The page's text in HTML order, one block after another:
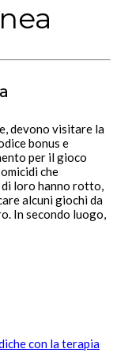
devono visitare la
bonus e
per il gioco
che
di loro hanno rotto,
alcuni giochi da
In secondo luogo,